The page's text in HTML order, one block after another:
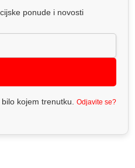
ponude i novosti
kojem trenutku. Odjavite se?